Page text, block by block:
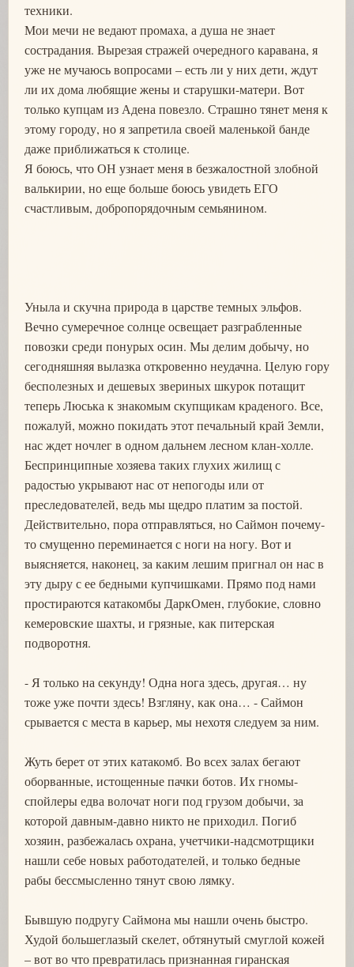
техники.
Мои мечи не ведают промаха, а душа не знает
сострадания. Вырезая стражей очередного каравана, я
уже не мучаюсь вопросами – есть ли у них дети, ждут
ли их дома любящие жены и старушки-матери. Вот
только купцам из Адена повезло. Страшно тянет меня к
этому городу, но я запретила своей маленькой банде
даже приближаться к столице.
Я боюсь, что ОН узнает меня в безжалостной злобной
валькирии, но еще больше боюсь увидеть ЕГО
счастливым, добропорядочным семьянином.
Уныла и скучна природа в царстве темных эльфов.
Вечно сумеречное солнце освещает разграбленные
повозки среди понурых осин. Мы делим добычу, но
сегодняшняя вылазка откровенно неудачна. Целую гору
бесполезных и дешевых звериных шкурок потащит
теперь Люська к знакомым скупщикам краденого. Все,
пожалуй, можно покидать этот печальный край Земли,
нас ждет ночлег в одном дальнем лесном клан-холле.
Беспринципные хозяева таких глухих жилищ с
радостью укрывают нас от непогоды или от
преследователей, ведь мы щедро платим за постой.
Действительно, пора отправляться, но Саймон почему-
то смущенно переминается с ноги на ногу. Вот и
выясняется, наконец, за каким лешим пригнал он нас в
эту дыру с ее бедными купчишками. Прямо под нами
простираются катакомбы ДаркОмен, глубокие, словно
кемеровские шахты, и грязные, как питерская
подворотня.
- Я только на секунду! Одна нога здесь, другая… ну
тоже уже почти здесь! Взгляну, как она… - Саймон
срывается с места в карьер, мы нехотя следуем за ним.
Жуть берет от этих катакомб. Во всех залах бегают
оборванные, истощенные пачки ботов. Их гномы-
спойлеры едва волочат ноги под грузом добычи, за
которой давным-давно никто не приходил. Погиб
хозяин, разбежалась охрана, учетчики-надсмотрщики
нашли себе новых работодателей, и только бедные
рабы бессмысленно тянут свою лямку.
Бывшую подругу Саймона мы нашли очень быстро.
Худой большеглазый скелет, обтянутый смуглой кожей
– вот во что превратилась признанная гиранская